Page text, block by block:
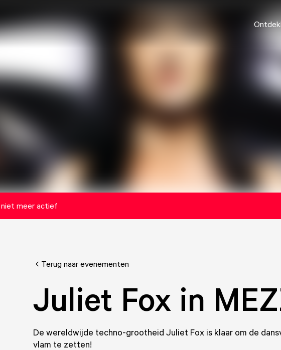
meer actief
Terug naar evenementen
Juliet Fox in
De wereldwijde techno-grootheid Juliet Fox is klaar om de
vlam te zetten!